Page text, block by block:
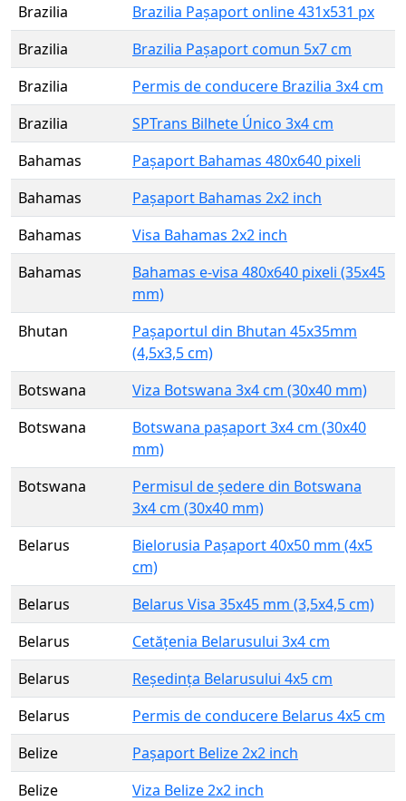
Brazilia
Brazilia Pașaport online 431x531 px
Brazilia
Brazilia Pașaport comun 5x7 cm
Brazilia
Permis de conducere Brazilia 3x4 cm
Brazilia
SPTrans Bilhete Único 3x4 cm
Bahamas
Pașaport Bahamas 480x640 pixeli
Bahamas
Pașaport Bahamas 2x2 inch
Bahamas
Visa Bahamas 2x2 inch
Bahamas
Bahamas e-visa 480x640 pixeli (35x45
mm)
Bhutan
Pașaportul din Bhutan 45x35mm
(4,5x3,5 cm)
Botswana
Viza Botswana 3x4 cm (30x40 mm)
Botswana
Botswana pașaport 3x4 cm (30x40
mm)
Botswana
Permisul de ședere din Botswana
3x4 cm (30x40 mm)
Belarus
Bielorusia Pașaport 40x50 mm (4x5
cm)
Belarus
Belarus Visa 35x45 mm (3,5x4,5 cm)
Belarus
Cetățenia Belarusului 3x4 cm
Belarus
Reședința Belarusului 4x5 cm
Belarus
Permis de conducere Belarus 4x5 cm
Belize
Pașaport Belize 2x2 inch
Belize
Viza Belize 2x2 inch